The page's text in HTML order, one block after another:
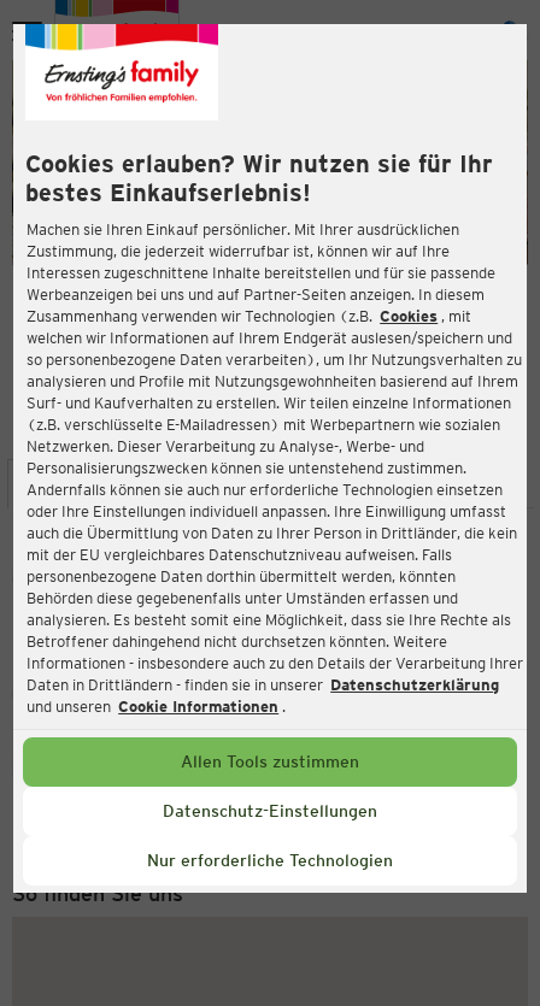
Cookies erlauben? Wir nutzen sie für Ihr
bestes Einkaufserlebnis!
Machen sie Ihren Einkauf persönlicher. Mit Ihrer ausdrücklichen
Zustimmung, die jederzeit widerrufbar ist, können wir auf Ihre
Interessen zugeschnittene Inhalte bereitstellen und für sie passende
Werbeanzeigen bei uns und auf Partner-Seiten anzeigen. In diesem
Zusammenhang verwenden wir Technologien (z.B. Cookies , mit
welchen wir Informationen auf Ihrem Endgerät auslesen/speichern und
so personenbezogene Daten verarbeiten), um Ihr Nutzungsverhalten zu
analysieren und Profile mit Nutzungsgewohnheiten basierend auf Ihrem
Surf- und Kaufverhalten zu erstellen. Wir teilen einzelne Informationen
(z.B. verschlüsselte E-Mailadressen) mit Werbepartnern wie sozialen
Netzwerken. Dieser Verarbeitung zu Analyse-, Werbe- und
Personalisierungszwecken können sie untenstehend zustimmen.
Andernfalls können sie auch nur erforderliche Technologien einsetzen
oder Ihre Einstellungen individuell anpassen. Ihre Einwilligung umfasst
auch die Übermittlung von Daten zu Ihrer Person in Drittländer, die kein
mit der EU vergleichbares Datenschutzniveau aufweisen. Falls
personenbezogene Daten dorthin übermittelt werden, könnten
Behörden diese gegebenenfalls unter Umständen erfassen und
analysieren. Es besteht somit eine Möglichkeit, dass sie Ihre Rechte als
Betroffener dahingehend nicht durchsetzen könnten. Weitere
Informationen - insbesondere auch zu den Details der Verarbeitung Ihrer
Daten in Drittländern - finden sie in unserer Datenschutzerklärung
und unseren Cookie Informationen .
Allen Tools zustimmen
Datenschutz-Einstellungen
Nur erforderliche Technologien
Menü
ERNSTING'S FAMILY FILIALE
Lange Straße 6
29378 Wittingen
4,4
Bewertung:
STANDORT SERVICES SORTIMENT AKTIONEN
Ernsting's family
Lange Straße 6, 29378 Wittingen
Aktuell:
Geschlossen
Service Hotline
+43 (0) 1 2675 502
So finden Sie uns